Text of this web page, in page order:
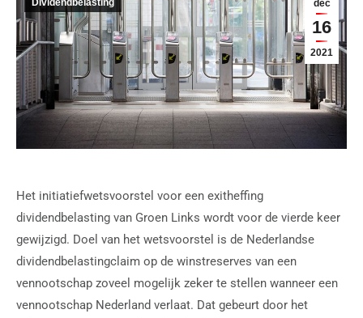
dec
16
2021
Het initiatiefwetsvoorstel voor een exitheffing
dividendbelasting van Groen Links wordt voor de vierde keer
gewijzigd. Doel van het wetsvoorstel is de Nederlandse
dividendbelastingclaim op de winstreserves van een
vennootschap zoveel mogelijk zeker te stellen wanneer een
vennootschap Nederland verlaat. Dat gebeurt door het